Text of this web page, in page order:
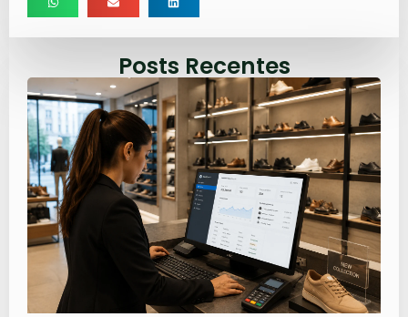
Posts Recentes